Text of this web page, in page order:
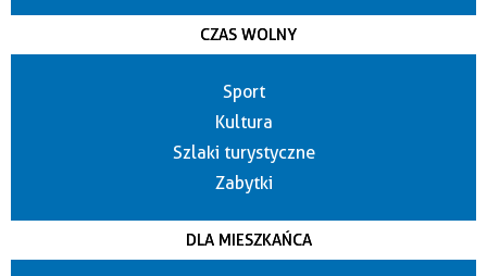
CZAS WOLNY
Sport
Kultura
Szlaki turystyczne
Zabytki
DLA MIESZKAŃCA